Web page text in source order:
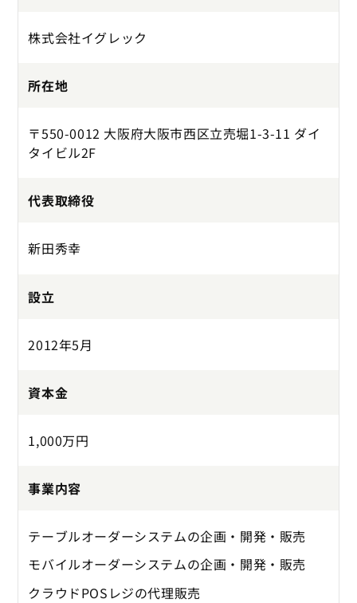
株式会社イグレック
所在地
〒550-0012 大阪府大阪市西区立売堀1-3-11 ダイ
タイビル2F
代表取締役
新田秀幸
設立
2012年5月
資本金
1,000万円
事業内容
テーブルオーダーシステムの企画・開発・販売
モバイルオーダーシステムの企画・開発・販売
クラウドPOSレジの代理販売